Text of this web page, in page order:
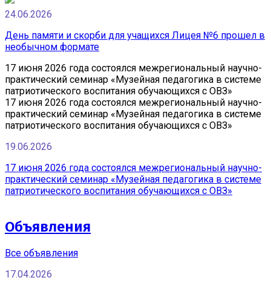
24.06.2026
День памяти и скорби для учащихся Лицея №6 прошел в
необычном формате
17 июня 2026 года состоялся межрегиональный научно-
практический семинар «Музейная педагогика в системе
патриотического воспитания обучающихся с ОВЗ»
17 июня 2026 года состоялся межрегиональный научно-
практический семинар «Музейная педагогика в системе
патриотического воспитания обучающихся с ОВЗ»
19.06.2026
17 июня 2026 года состоялся межрегиональный научно-
практический семинар «Музейная педагогика в системе
патриотического воспитания обучающихся с ОВЗ»
Объявления
Все объявления
17.04.2026